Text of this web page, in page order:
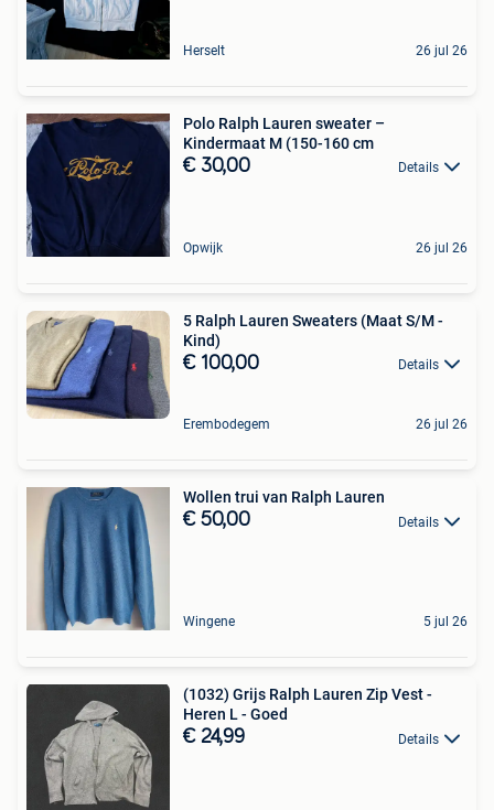
Herselt 26 jul 26
Polo Ralph Lauren sweater –
Kindermaat M (150-160 cm
€ 30,00 Details
Opwijk 26 jul 26
5 Ralph Lauren Sweaters (Maat S/M -
Kind)
€ 100,00 Details
Erembodegem 26 jul 26
Wollen trui van Ralph Lauren
€ 50,00 Details
Wingene 5 jul 26
(1032) Grijs Ralph Lauren Zip Vest -
Heren L - Goed
€ 24,99 Details